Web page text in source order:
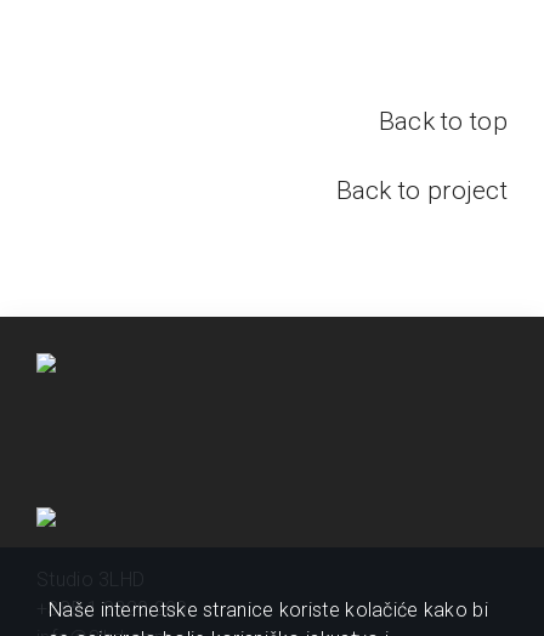
Back to top
Back to project
+385 1 2320 200
Naše internetske stranice koriste kolačiće kako bi